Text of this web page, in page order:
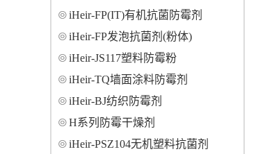
iHeir-FP(IT)有机抗菌防霉剂
iHeir-FP发泡抗菌剂(粉体)
iHeir-JS117塑料防霉粉
iHeir-TQ墙面涂料防霉剂
iHeir-BJ纺织防霉剂
H系列防霉干燥剂
iHeir-PSZ104无机塑料抗菌剂